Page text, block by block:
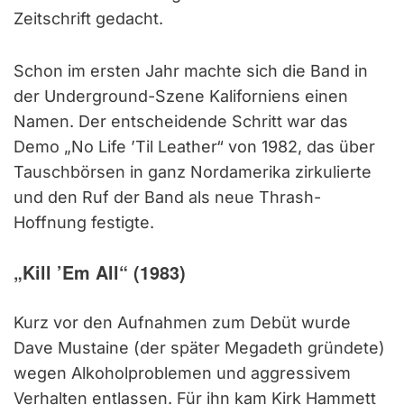
Zeitschrift gedacht.
Schon im ersten Jahr machte sich die Band in
der Underground-Szene Kaliforniens einen
Namen. Der entscheidende Schritt war das
Demo „No Life ’Til Leather“ von 1982, das über
Tauschbörsen in ganz Nordamerika zirkulierte
und den Ruf der Band als neue Thrash-
Hoffnung festigte.
„Kill ’Em All“ (1983)
Kurz vor den Aufnahmen zum Debüt wurde
Dave Mustaine (der später Megadeth gründete)
wegen Alkoholproblemen und aggressivem
Verhalten entlassen. Für ihn kam Kirk Hammett